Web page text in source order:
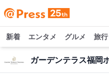
新着 エンタメ グルメ 旅行